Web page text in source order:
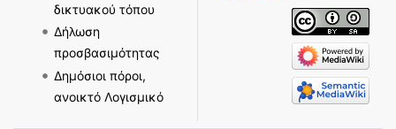
δικτυακού τόπου
Δήλωση
προσβασιμότητας
Δημόσιοι πόροι,
ανοικτό Λογισμικό